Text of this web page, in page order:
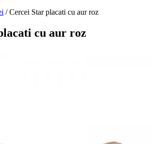
/ Cercei Star placati cu aur roz
cu aur roz